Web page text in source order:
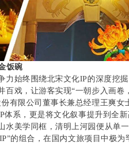
饭碗
力始终围绕北宋文化IP的深度挖
戏，让游客实现“一朝步入画卷
有限公司董事长兼总经理王爽女
系，更是将文化叙事提升到全新
水美学同框，清明上河园便从单
的组合，在国内文旅项目中极为